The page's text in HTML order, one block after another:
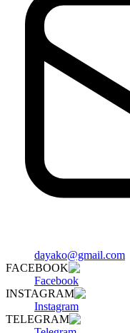
dayako@gmail.com
FACEBOOK
Facebook
INSTAGRAM
Instagram
TELEGRAM